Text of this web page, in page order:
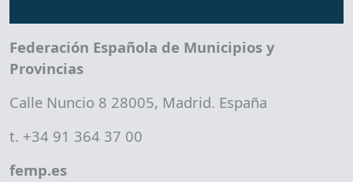
Federación Española de Municipios y
Provincias
Calle Nuncio 8 28005, Madrid. España
t. +34 91 364 37 00
femp.es